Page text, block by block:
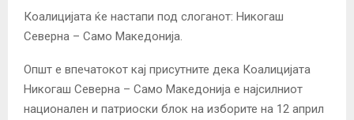
Коалицијата ќе настапи под слоганот: Никогаш
Северна – Само Македонија.
Општ е впечатокот кај присутните дека Коалицијата
Никогаш Северна – Само Македонија е најсилниот
национален и патриоски блок на изборите на 12 април